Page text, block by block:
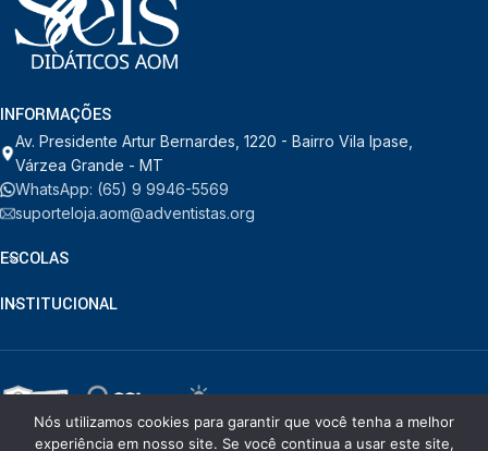
INFORMAÇÕES
Av. Presidente Artur Bernardes, 1220 - Bairro Vila Ipase,
Várzea Grande - MT
WhatsApp: (65) 9 9946-5569
suporteloja.aom@adventistas.org
ESCOLAS
INSTITUCIONAL
© RDORVAL - Soluções em Tecnologia.2026
. Todos os direitos
Nós utilizamos cookies para garantir que você tenha a melhor
experiência em nosso site. Se você continua a usar este site,